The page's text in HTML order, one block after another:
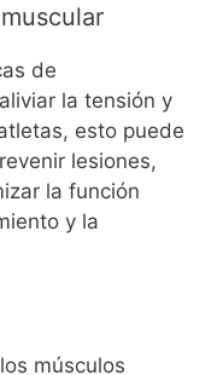
de
la tensión y
esto puede
lesiones,
la función
y la
músculos